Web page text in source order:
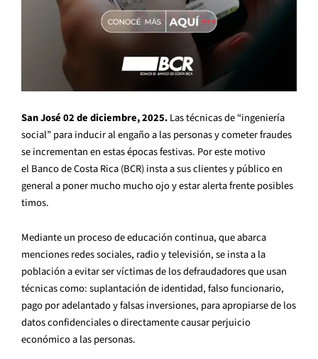
San José 02 de diciembre, 2025.Las técnicas de “ingeniería
social” para inducir al engaño a las personas y cometer fraudes
se incrementan en estas épocas festivas. Por este motivo
el Banco de Costa Rica (BCR) insta a sus clientes y público en
general a poner mucho mucho ojo y estar alerta frente posibles
timos.
Mediante un proceso de educación continua, que abarca
menciones redes sociales, radio y televisión, se insta a la
población a evitar ser víctimas de los defraudadores que usan
técnicas como: suplantación de identidad, falso funcionario,
pago por adelantado y falsas inversiones, para apropiarse de los
datos confidenciales o directamente causar perjuicio
económico a las personas.